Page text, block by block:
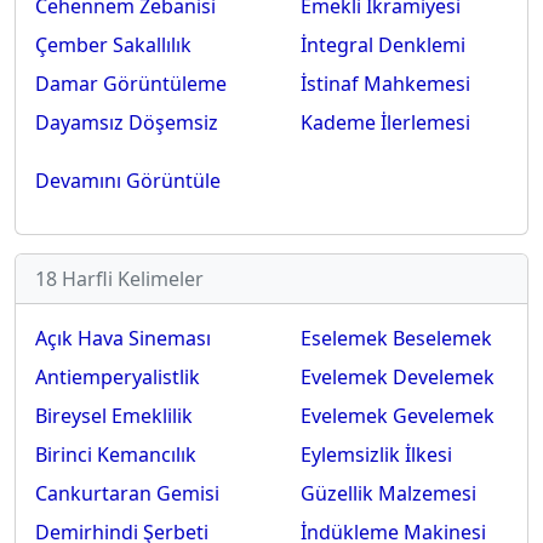
Cehennem Zebanisi
Çember Sakallılık
Damar Görüntüleme
Dayamsız Döşemsiz
Emekli İkramiyesi
İntegral Denklemi
İstinaf Mahkemesi
Kademe İlerlemesi
Devamını Görüntüle
18 Harfli Kelimeler
Açık Hava Sineması
Antiemperyalistlik
Bireysel Emeklilik
Birinci Kemancılık
Cankurtaran Gemisi
Demirhindi Şerbeti
Eselemek Beselemek
Evelemek Develemek
Evelemek Gevelemek
Eylemsizlik İlkesi
Güzellik Malzemesi
İndükleme Makinesi